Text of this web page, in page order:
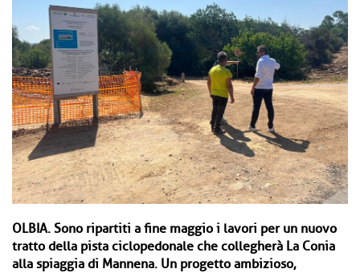
OLBIA. Sono ripartiti a fine maggio i lavori per un nuovo
tratto della pista ciclopedonale che collegherà La Conia
alla spiaggia di Mannena. Un progetto ambizioso,